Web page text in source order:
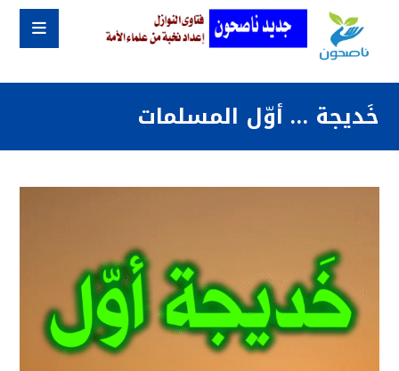
خَديجة … أوّل المسلمات